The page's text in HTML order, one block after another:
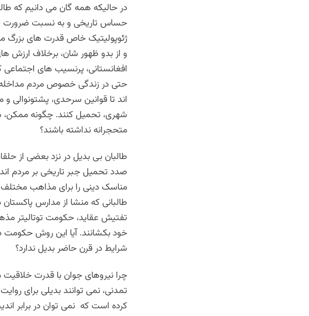
در حالیکه همه گان می دانیم که
حساس تاریخی و به نسبت ضرورت
ژئوپولیتیک خاص قدرت های بزرگ
و از بدو ظهور شان، برخلاف ارزش
افغانستانی، پرنسیب های
حتی در زندگی خصوص مردم
اند تا قوانین سرحدی، پشتونوالی
شهری، تحمیل کنند. چگونه ممکن،
متحجرانه نداشته باشند؟
طالبان بی بدیل در نزد بعضی از
صدد تحمیل جبر تاریخی بر مردم
مناسک دینی را برای مذاهب
طالبانی که منشا از مدارس پاکستان
تفتیش عقاید، حکومت توتالیتر
خود بکشانند. آیا این روش حکومت
شرایط در قرن حاضر بدیل ندارد؟
چرا نیروهای جوان با قدرت
تمدنی، نمی توانند بدیلی برای
کرده است که نمی توان در برابر